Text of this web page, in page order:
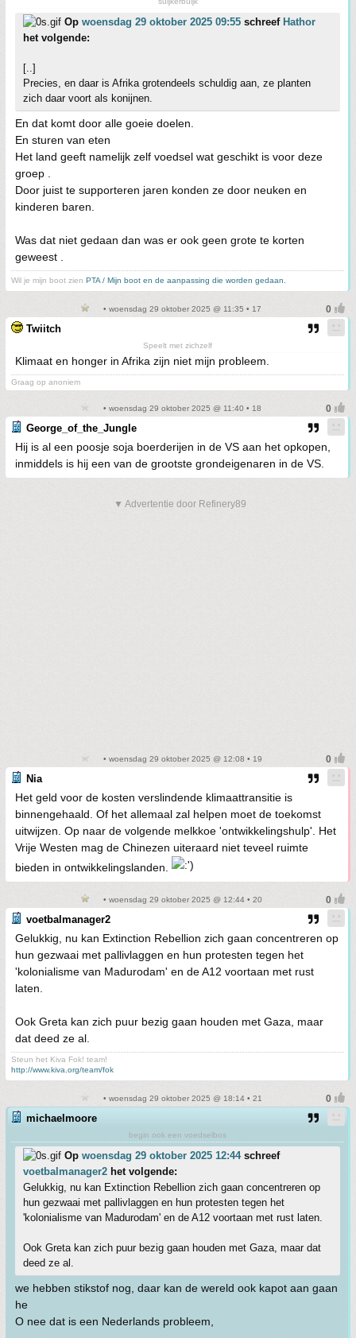
Op woensdag 29 oktober 2025 09:55 schreef Hathor
het volgende:
[..]
Precies, en daar is Afrika grotendeels schuldig aan, ze planten
zich daar voort als konijnen.
En dat komt door alle goeie doelen.
En sturen van eten
Het land geeft namelijk zelf voedsel wat geschikt is voor deze
groep .
Door juist te supporteren jaren konden ze door neuken en
kinderen baren.
Was dat niet gedaan dan was er ook geen grote te korten
geweest .
Wil je mijn boot zien PTA / Mijn boot en de aanpassing die worden gedaan.
• woensdag 29 oktober 2025 @ 11:35 • 17
Twiitch
Speelt met zichzelf
Klimaat en honger in Afrika zijn niet mijn probleem.
Graag op anoniem
• woensdag 29 oktober 2025 @ 11:40 • 18
George_of_the_Jungle
Hij is al een poosje soja boerderijen in de VS aan het opkopen,
inmiddels is hij een van de grootste grondeigenaren in de VS.
▼ Advertentie door Refinery89
• woensdag 29 oktober 2025 @ 12:08 • 19
Nia
Het geld voor de kosten verslindende klimaattransitie is
binnengehaald. Of het allemaal zal helpen moet de toekomst
uitwijzen. Op naar de volgende melkkoe 'ontwikkelingshulp'. Het
Vrije Westen mag de Chinezen uiteraard niet teveel ruimte
bieden in ontwikkelingslanden.
• woensdag 29 oktober 2025 @ 12:44 • 20
voetbalmanager2
Gelukkig, nu kan Extinction Rebellion zich gaan concentreren op
hun gezwaai met pallivlaggen en hun protesten tegen het
'kolonialisme van Madurodam' en de A12 voortaan met rust
laten.
Ook Greta kan zich puur bezig gaan houden met Gaza, maar
dat deed ze al.
Steun het Kiva Fok! team!
http://www.kiva.org/team/fok
• woensdag 29 oktober 2025 @ 18:14 • 21
michaelmoore
begin ook een voedselbos
Op woensdag 29 oktober 2025 12:44schreef
voetbalmanager2 het volgende:
Gelukkig, nu kan Extinction Rebellion zich gaan concentreren op
hun gezwaai met pallivlaggen en hun protesten tegen het
'kolonialisme van Madurodam' en de A12 voortaan met rust laten.
Ook Greta kan zich puur bezig gaan houden met Gaza, maar dat
deed ze al.
we hebben stikstof nog, daar kan de wereld ook kapot aan gaan
he
O nee dat is een Nederlands probleem,